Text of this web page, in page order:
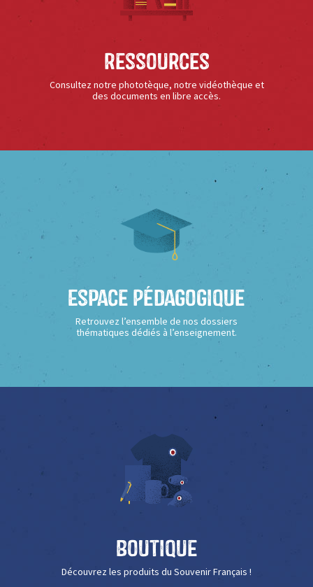
Ressources
Consultez notre phototèque, notre vidéothèque et
des documents en libre accès.
Espace Pédagogique
Retrouvez l’ensemble de nos dossiers
thématiques dédiés à l’enseignement.
Boutique
Découvrez les produits du Souvenir Français !